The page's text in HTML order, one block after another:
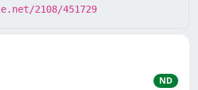
2108/451729
ND